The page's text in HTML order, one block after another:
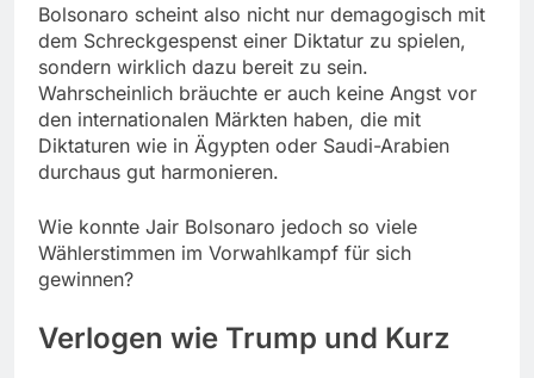
Bolsonaro scheint also nicht nur demagogisch mit
dem Schreckgespenst einer Diktatur zu spielen,
sondern wirklich dazu bereit zu sein.
Wahrscheinlich bräuchte er auch keine Angst vor
den internationalen Märkten haben, die mit
Diktaturen wie in Ägypten oder Saudi-Arabien
durchaus gut harmonieren.
Wie konnte Jair Bolsonaro jedoch so viele
Wählerstimmen im Vorwahlkampf für sich
gewinnen?
Verlogen wie Trump und Kurz